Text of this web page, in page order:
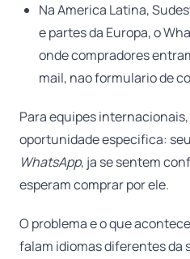
Na America Latina,
e partes da Europa, o
onde compradores
mail, nao formulario de
Para equipes
oportunidade especifica:
WhatsApp, ja se sentem
esperam comprar por ele.
O problema e o que
falam idiomas diferentes da